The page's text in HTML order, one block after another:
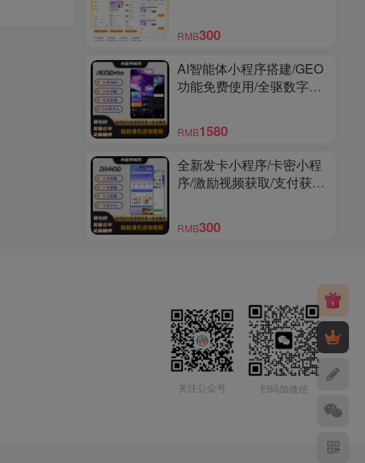
RMB300
AI智能体小程序搭建/GEO
功能免费使用/全驱数字人/
RMB1580
全新发卡小程序/卡密小程
序/激励视频获取/支付获取/
RMB300
关注公众号 扫码加微信